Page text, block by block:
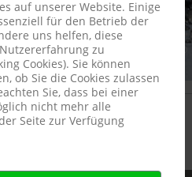
auf unserer Website. Einige
für den Betrieb der
uns helfen, diese
zu
Cookies). Sie können
ob Sie die Cookies zulassen
Sie, dass bei einer
nicht mehr alle
Seite zur Verfügung